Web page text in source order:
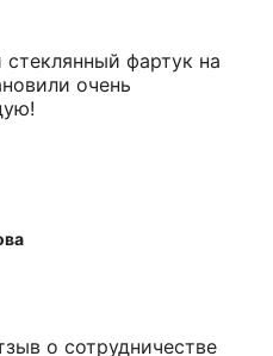
стеклянный фартук на
очень
о сотрудничестве